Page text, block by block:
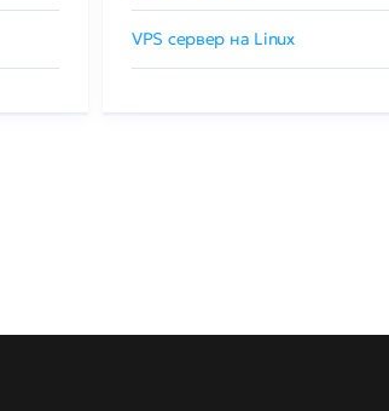
VPS сервер на Linux